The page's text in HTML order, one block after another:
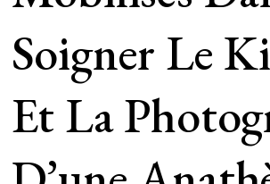
Soigner Le
Et La